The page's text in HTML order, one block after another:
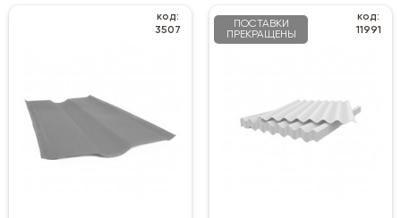
код:
3507
ПОСТАВКИ
ПРЕКРАЩЕНЫ
код:
11991